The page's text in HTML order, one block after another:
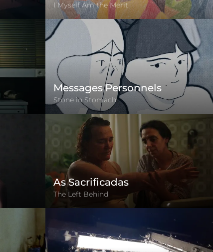
I Myself Am the Merit
Messages Personnels
Stone in Stomach
As Sacrificadas
The Left Behind